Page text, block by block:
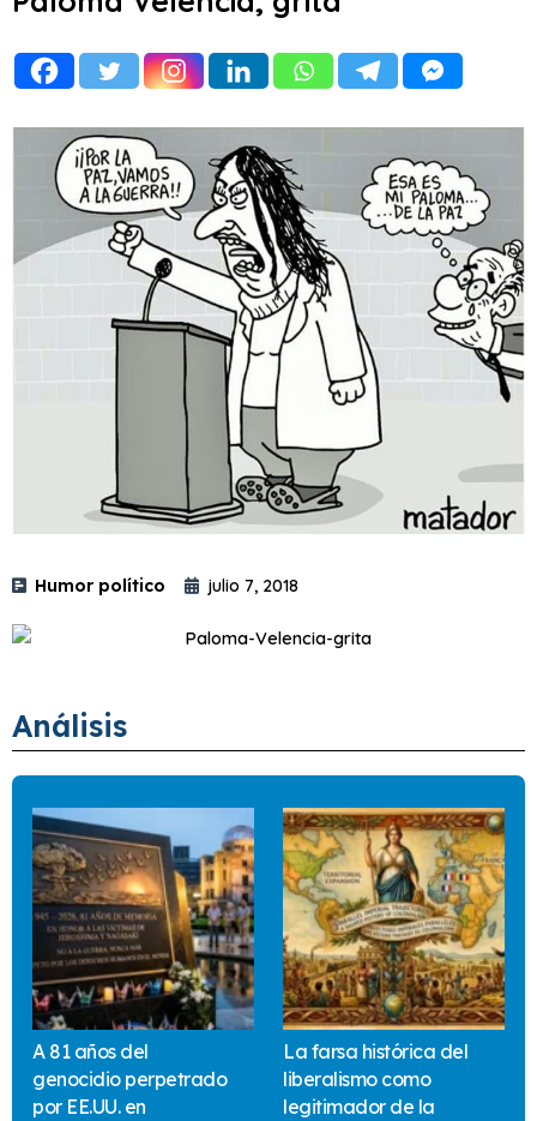
Humor político julio 7, 2018
Análisis
A 81 años del
genocidio perpetrado
por EE.UU. en
La farsa histórica del
liberalismo como
legitimador de la